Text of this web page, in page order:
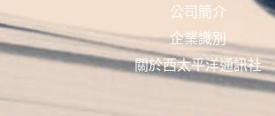
公司簡介
企業識別
關於西太平洋通訊社